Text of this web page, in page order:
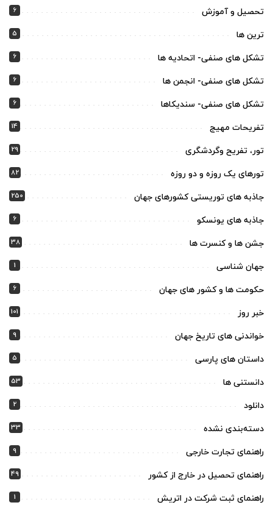
تحصیل و آموزش 6
ترین ها 5
تشکل های صنفی- اتحادیه ها 6
تشکل های صنفی- انجمن ها 6
تشکل های صنفی- سندیکاها 6
تفریحات مهیج 14
تور، تفریح وگردشگری 29
تورهای یک روزه و دو روزه 82
جاذبه های توریستی کشورهای جهان 250
جاذبه های یونسکو 6
جشن ها و کنسرت ها 38
جهان شناسی 1
حکومت ها و کشور های جهان 6
خبر روز 101
خواندنی های تاریخ جهان 9
داستان های پارسی 5
دانستنی ها 53
دانلود 2
دسته‌بندی نشده 33
راهنمای تجارت خارجی 9
راهنمای تحصیل در خارج از کشور 49
راهنمای ثبت شرکت در اتریش 1